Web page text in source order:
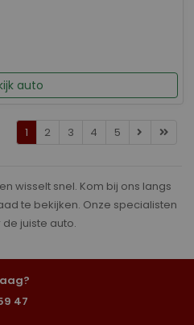
auto
1 2 3 4 5
wisselt snel. Kom bij ons langs
te bekijken. Onze specialisten
juiste auto.
47